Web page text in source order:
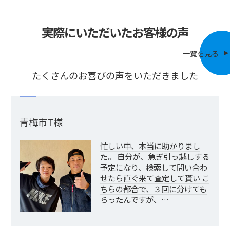
実際にいただいたお客様の声
たくさんのお喜びの声をいただきました
一覧を見る
青梅市T様
忙しい中、本当に助かりまし
た。 自分が、急ぎ引っ越しする
予定になり、検索して問い合わ
せたら直ぐ来て査定して貰い こ
ちらの都合で、３回に分けても
らったんですが、…